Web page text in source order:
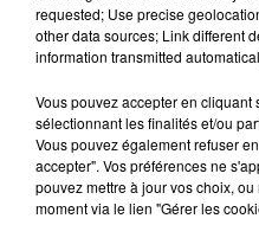
Hergies. Les enfants
ces œufs multicolores. On
À L'ANTENNE
requested; Use precise
other data sources; Link different
information transmitted
Vous pouvez accepter en cliquant
sélectionnant les finalités et/ou
Vous pouvez également refuser
accepter". Vos préférences ne
pouvez mettre à jour vos choix,
moment via le lien "Gérer les